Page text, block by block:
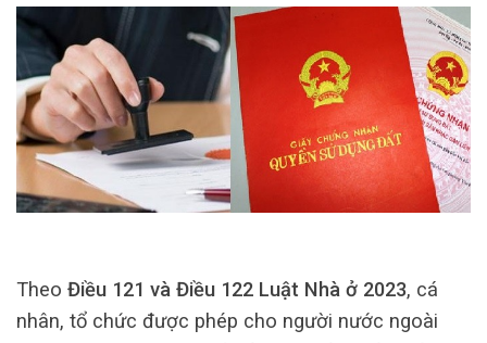
Theo Điều 121 và Điều 122 Luật Nhà ở 2023, cá
nhân, tổ chức được phép cho người nước ngoài